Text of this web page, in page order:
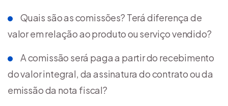
Quais são as comissões? Terá diferença de
valor em relação ao produto ou serviço vendido?
A comissão será paga a partir do recebimento
do valor integral, da assinatura do contrato ou da
emissão da nota fiscal?